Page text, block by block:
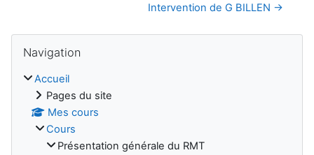
Intervention de G BILLEN →
Blocs
Navigation
Accueil
Pages du site
Mes cours
Cours
Présentation générale du RMT